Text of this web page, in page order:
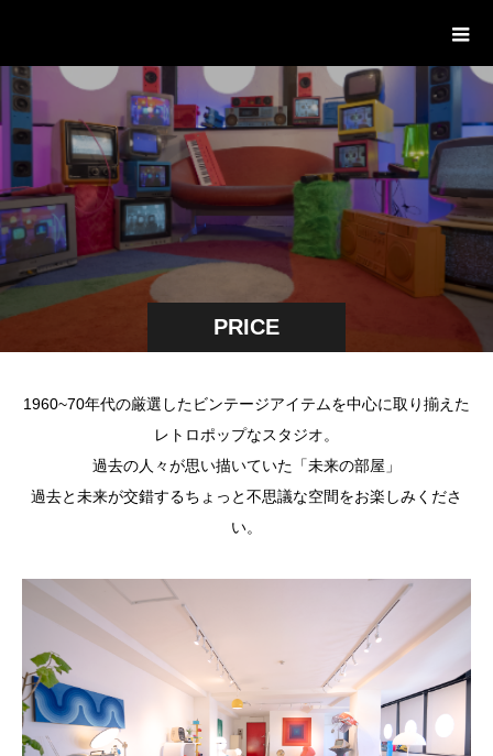
PRICE
1960~70年代の厳選したビンテージアイテムを中心に取り揃えた
レトロポップなスタジオ。
過去の人々が思い描いていた「未来の部屋」
過去と未来が交錯するちょっと不思議な空間をお楽しみくださ
い。